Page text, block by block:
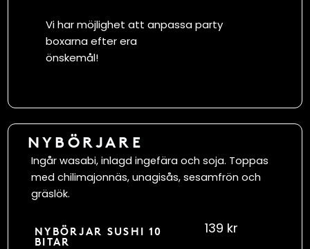
Vi har möjlighet att anpassa party
boxarna efter era
önskemål!
NYBÖRJARE
Ingår wasabi, inlagd ingefära och soja. Toppas
med chilimajonnäs, unagisås, sesamfrön och
gräslök.
NYBÖRJAR SUSHI 10
BITAR
139 kr